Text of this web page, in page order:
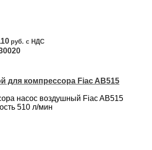
для компрессора Fiac AB515
насос воздушный Fiac AB515
510 л/мин